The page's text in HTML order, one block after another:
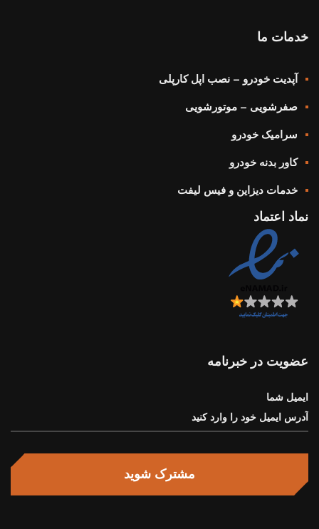
خدمات ما
آپدیت خودرو – نصب اپل کارپلی
صفرشویی – موتورشویی
سرامیک خودرو
کاور بدنه خودرو
خدمات دیزاین و فیس لیفت
نماد اعتماد
عضویت در خبرنامه
ایمیل شما
مشترک شوید